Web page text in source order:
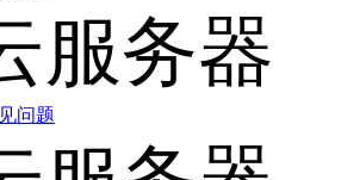
服务器
问题